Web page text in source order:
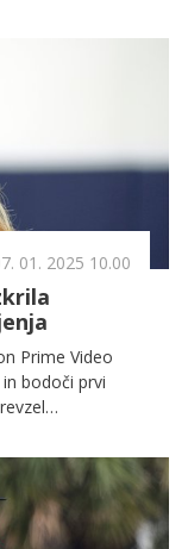
01. 2025 10.00
Prime Video
bodoči prvi
edinstven